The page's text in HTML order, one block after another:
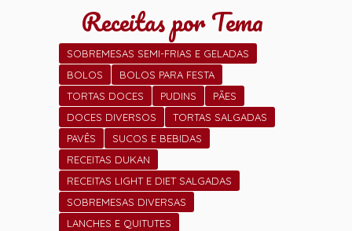
Receitas por Tema
SOBREMESAS SEMI-FRIAS E GELADAS
BOLOS
BOLOS PARA FESTA
TORTAS DOCES
PUDINS
PÃES
DOCES DIVERSOS
TORTAS SALGADAS
PAVÊS
SUCOS E BEBIDAS
RECEITAS DUKAN
RECEITAS LIGHT E DIET SALGADAS
SOBREMESAS DIVERSAS
LANCHES E QUITUTES